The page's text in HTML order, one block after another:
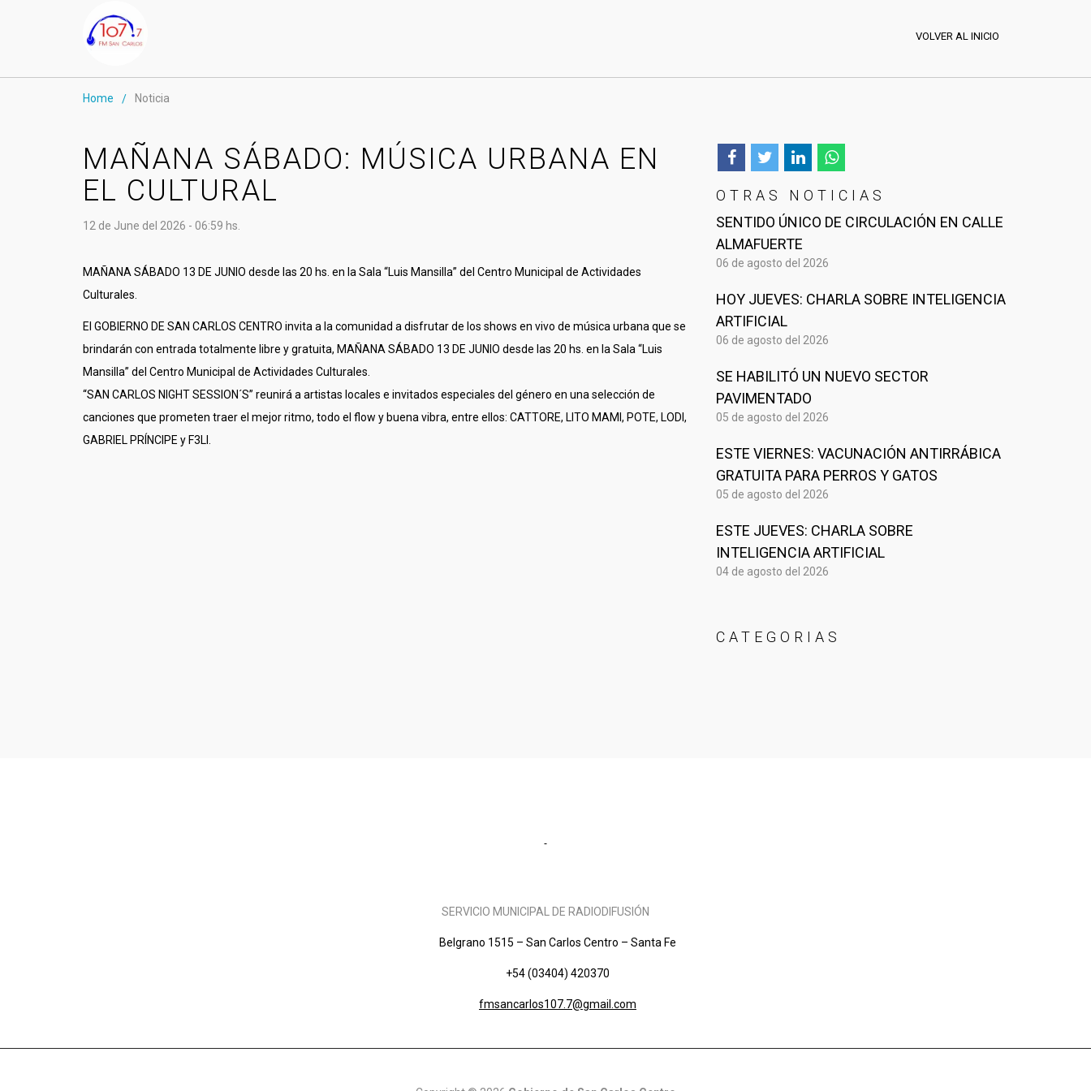
VOLVER AL INICIO
Home / Noticia
MAÑANA SÁBADO: MÚSICA URBANA EN
EL CULTURAL
12 de June del 2026 - 06:59 hs.
MAÑANA SÁBADO 13 DE JUNIO desde las 20 hs. en la Sala “Luis Mansilla” del Centro Municipal de Actividades
Culturales.
El GOBIERNO DE SAN CARLOS CENTRO invita a la comunidad a disfrutar de los shows en vivo de música urbana que se
brindarán con entrada totalmente libre y gratuita, MAÑANA SÁBADO 13 DE JUNIO desde las 20 hs. en la Sala “Luis
Mansilla” del Centro Municipal de Actividades Culturales.
“SAN CARLOS NIGHT SESSION´S” reunirá a artistas locales e invitados especiales del género en una selección de
canciones que prometen traer el mejor ritmo, todo el flow y buena vibra, entre ellos: CATTORE, LITO MAMI, POTE, LODI,
GABRIEL PRÍNCIPE y F3LI.
OTRAS NOTICIAS
SENTIDO ÚNICO DE CIRCULACIÓN EN CALLE
ALMAFUERTE
06 de agosto del 2026
HOY JUEVES: CHARLA SOBRE INTELIGENCIA
ARTIFICIAL
06 de agosto del 2026
SE HABILITÓ UN NUEVO SECTOR
PAVIMENTADO
05 de agosto del 2026
ESTE VIERNES: VACUNACIÓN ANTIRRÁBICA
GRATUITA PARA PERROS Y GATOS
05 de agosto del 2026
ESTE JUEVES: CHARLA SOBRE
INTELIGENCIA ARTIFICIAL
04 de agosto del 2026
CATEGORIAS
SERVICIO MUNICIPAL DE RADIODIFUSIÓN
Belgrano 1515 – San Carlos Centro – Santa Fe
+54 (03404) 420370
fmsancarlos107.7@gmail.com